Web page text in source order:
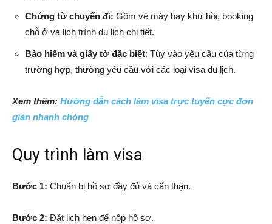
Chứng từ chuyến đi: Gồm vé máy bay khứ hồi, booking
chỗ ở và lịch trình du lịch chi tiết.
Bảo hiểm và giấy tờ đặc biệt: Tùy vào yêu cầu của từng
trường hợp, thường yêu cầu với các loại visa du lịch.
Xem thêm: Hướng dẫn cách làm visa trực tuyến cực đơn
giản nhanh chóng
Quy trình làm visa
Bước 1: Chuẩn bị hồ sơ đầy đủ và cẩn thận.
Bước 2: Đặt lịch hẹn để nộp hồ sơ.